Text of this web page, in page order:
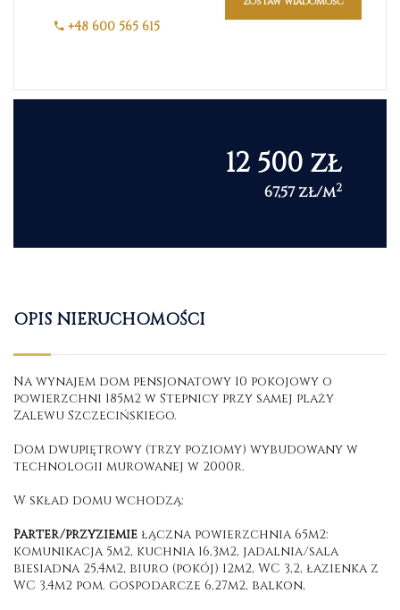
+48 600 565 615
12 500 zł
67,57 zł/m2
OPIS NIERUCHOMOŚCI
Na wynajem dom pensjonatowy 10 pokojowy o
powierzchni 185m2 w Stepnicy przy samej plaży
Zalewu Szczecińskiego.
Dom dwupiętrowy (trzy poziomy) wybudowany w
technologii murowanej w 2000r.
W skład domu wchodzą:
Parter/przyziemie łączna powierzchnia 65m2:
komunikacja 5m2, kuchnia 16,3m2, jadalnia/sala
biesiadna 25,4m2, biuro (pokój) 12m2, WC 3,2, łazienka z
WC 3,4m2 pom. gospodarcze 6,27m2, balkon,